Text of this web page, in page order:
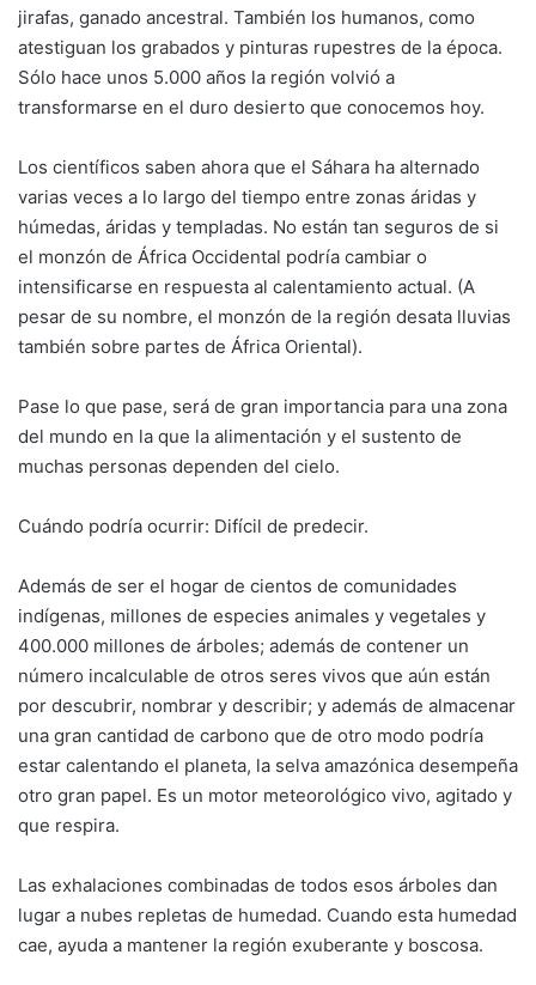
jirafas, ganado ancestral. También los humanos, como
atestiguan los grabados y pinturas rupestres de la época.
Sólo hace unos 5.000 años la región volvió a
transformarse en el duro desierto que conocemos hoy.
Los científicos saben ahora que el Sáhara ha alternado
varias veces a lo largo del tiempo entre zonas áridas y
húmedas, áridas y templadas. No están tan seguros de si
el monzón de África Occidental podría cambiar o
intensificarse en respuesta al calentamiento actual. (A
pesar de su nombre, el monzón de la región desata lluvias
también sobre partes de África Oriental).
Pase lo que pase, será de gran importancia para una zona
del mundo en la que la alimentación y el sustento de
muchas personas dependen del cielo.
Cuándo podría ocurrir: Difícil de predecir.
Además de ser el hogar de cientos de comunidades
indígenas, millones de especies animales y vegetales y
400.000 millones de árboles; además de contener un
número incalculable de otros seres vivos que aún están
por descubrir, nombrar y describir; y además de almacenar
una gran cantidad de carbono que de otro modo podría
estar calentando el planeta, la selva amazónica desempeña
otro gran papel. Es un motor meteorológico vivo, agitado y
que respira.
Las exhalaciones combinadas de todos esos árboles dan
lugar a nubes repletas de humedad. Cuando esta humedad
cae, ayuda a mantener la región exuberante y boscosa.